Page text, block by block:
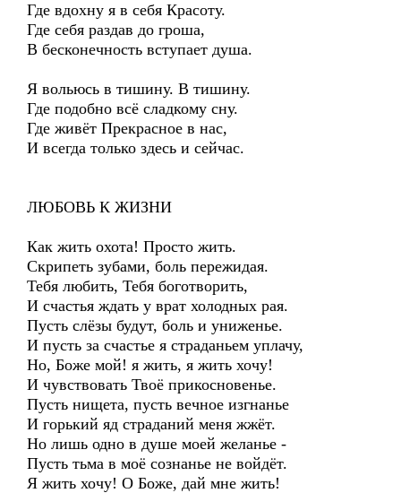
Где вдохну я в себя Красоту.
Где себя раздав до гроша,
В бесконечность вступает душа.
Я вольюсь в тишину. В тишину.
Где подобно всё сладкому сну.
Где живёт Прекрасное в нас,
И всегда только здесь и сейчас.
ЛЮБОВЬ К ЖИЗНИ
Как жить охота! Просто жить.
Скрипеть зубами, боль пережидая.
Тебя любить, Тебя боготворить,
И счастья ждать у врат холодных рая.
Пусть слёзы будут, боль и униженье.
И пусть за счастье я страданьем уплачу,
Но, Боже мой! я жить, я жить хочу!
И чувствовать Твоё прикосновенье.
Пусть нищета, пусть вечное изгнанье
И горький яд страданий меня жжёт.
Но лишь одно в душе моей желанье -
Пусть тьма в моё сознанье не войдёт.
Я жить хочу! О Боже, дай мне жить!